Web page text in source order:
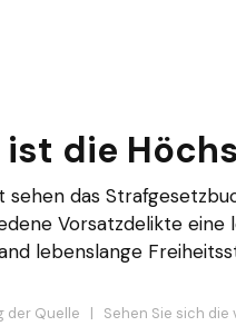
ist die
sehen das
Vorsatzdelikte
lebenslange
der Quelle | Sehen Sie sich die